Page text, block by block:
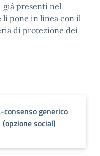
già presenti nel
li pone in linea con il
di protezione dei
generico
social)